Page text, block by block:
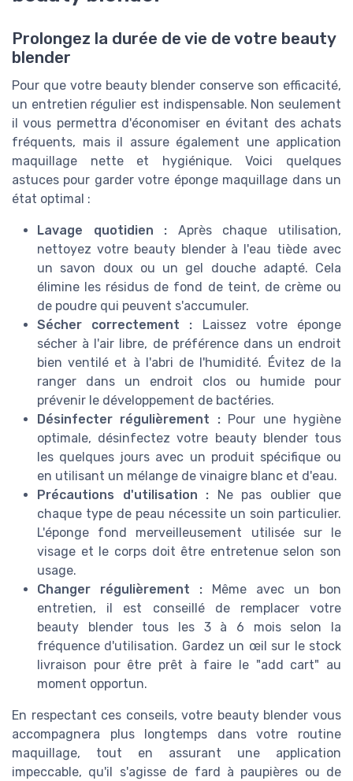
Prolongez la durée de vie de votre beauty
blender
Pour que votre beauty blender conserve son efficacité,
un entretien régulier est indispensable. Non seulement
il vous permettra d'économiser en évitant des achats
fréquents, mais il assure également une application
maquillage nette et hygiénique. Voici quelques
astuces pour garder votre éponge maquillage dans un
état optimal :
Lavage quotidien : Après chaque utilisation,
nettoyez votre beauty blender à l'eau tiède avec
un savon doux ou un gel douche adapté. Cela
élimine les résidus de fond de teint, de crème ou
de poudre qui peuvent s'accumuler.
Sécher correctement : Laissez votre éponge
sécher à l'air libre, de préférence dans un endroit
bien ventilé et à l'abri de l'humidité. Évitez de la
ranger dans un endroit clos ou humide pour
prévenir le développement de bactéries.
Désinfecter régulièrement :Pour une hygiène
optimale, désinfectez votre beauty blender tous
les quelques jours avec un produit spécifique ou
en utilisant un mélange de vinaigre blanc et d'eau.
Précautions d'utilisation : Ne pas oublier que
chaque type de peau nécessite un soin particulier.
L'éponge fond merveilleusement utilisée sur le
visage et le corps doit être entretenue selon son
usage.
Changer régulièrement : Même avec un bon
entretien, il est conseillé de remplacer votre
beauty blender tous les 3 à 6 mois selon la
fréquence d'utilisation. Gardez un œil sur le stock
livraison pour être prêt à faire le "add cart" au
moment opportun.
En respectant ces conseils, votre beauty blender vous
accompagnera plus longtemps dans votre routine
maquillage, tout en assurant une application
impeccable, qu'il s'agisse de fard à paupières ou de